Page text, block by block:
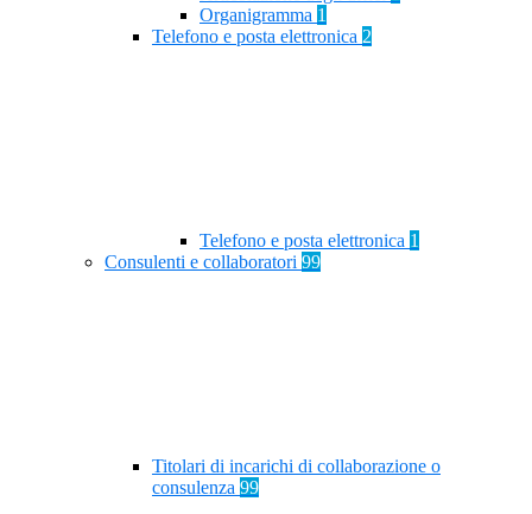
Organigramma 1
Telefono e posta elettronica 2
Telefono e posta elettronica 1
Consulenti e collaboratori 99
Titolari di incarichi di collaborazione o
consulenza 99